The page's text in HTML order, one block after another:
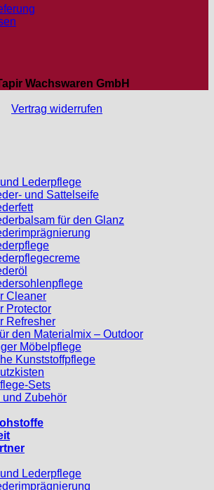
Wachswaren GmbH
Vertrag widerrufen
Lederpflege
und Sattelseife
für den Glanz
Cleaner
Protector
Refresher
den Materialmix – Outdoor
Möbelpflege
Kunststoffpflege
Sets
und Zubehör
Lederpflege